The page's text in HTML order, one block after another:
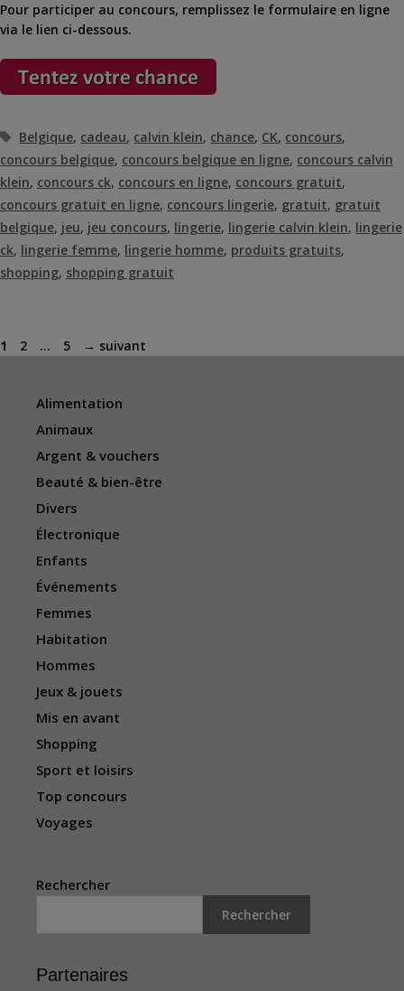
Pour participer au concours, remplissez le formulaire en ligne
via le lien ci-dessous.
Étiquettes
Belgique, cadeau, calvin klein, chance, CK, concours,
concours belgique, concours belgique en ligne, concours calvin
klein, concours ck, concours en ligne, concours gratuit,
concours gratuit en ligne, concours lingerie, gratuit, gratuit
belgique, jeu, jeu concours, lingerie, lingerie calvin klein, lingerie
ck, lingerie femme, lingerie homme, produits gratuits,
shopping, shopping gratuit
Page
1 Page
2 … Page
5 → suivant
Alimentation
Animaux
Argent & vouchers
Beauté & bien-être
Divers
Électronique
Enfants
Événements
Femmes
Habitation
Hommes
Jeux & jouets
Mis en avant
Shopping
Sport et loisirs
Top concours
Voyages
Rechercher
Rechercher
Partenaires